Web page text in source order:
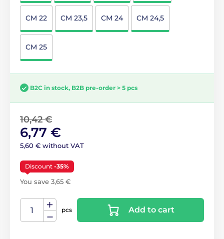
CM 22 CM 23,5 CM 24 CM 24,5
CM 25
B2C in stock, B2B pre-order > 5 pcs
10,42 €
6,77 €
5,60 € without VAT
Discount -35%
You save 3,65 €
pcs Add to cart